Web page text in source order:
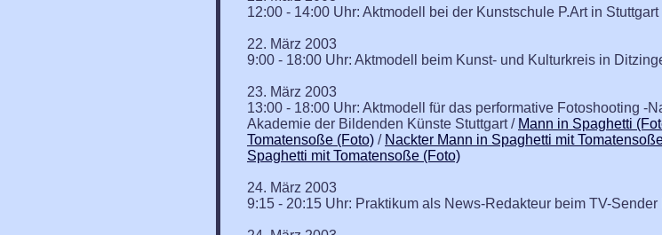
12:00 - 14:00 Uhr: Aktmodell bei der Kunstschule P.Art in Stuttgart
22. März 2003
9:00 - 18:00 Uhr: Aktmodell beim Kunst- und Kulturkreis in
23. März 2003
13:00 - 18:00 Uhr: Aktmodell für das performative Fotoshooting -
Akademie der Bildenden Künste Stuttgart / Mann in Spaghetti
Tomatensoße (Foto) / Nackter Mann in Spaghetti mit
Spaghetti mit Tomatensoße (Foto)
24. März 2003
9:15 - 20:15 Uhr: Praktikum als News-Redakteur beim TV-